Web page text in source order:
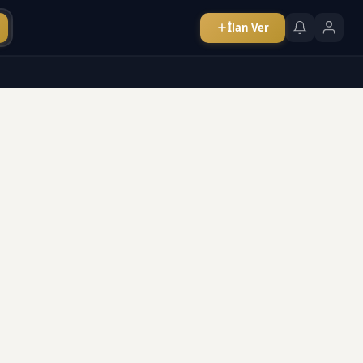
İlan Ver